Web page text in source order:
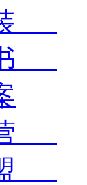
装
书
营
盟